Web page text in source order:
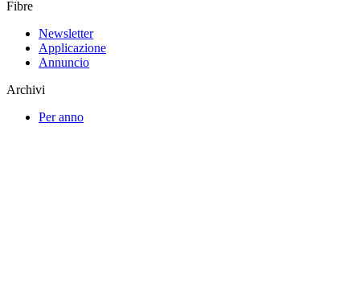
Fibre
Newsletter
Applicazione
Annuncio
Archivi
Per anno